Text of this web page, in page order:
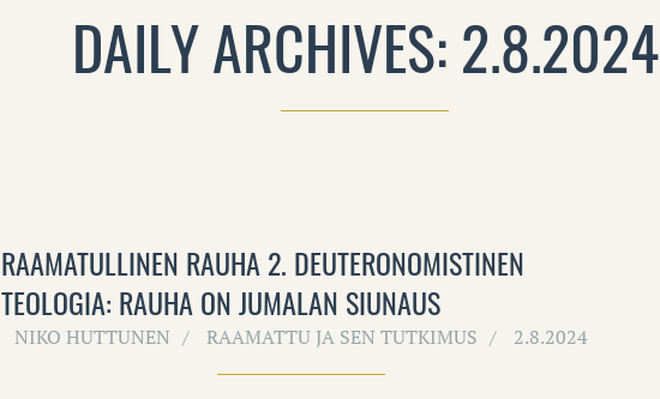
DAILY ARCHIVES: 2.8.2024
RAAMATULLINEN RAUHA 2. DEUTERONOMISTINEN
TEOLOGIA: RAUHA ON JUMALAN SIUNAUS
NIKO HUTTUNEN RAAMATTU JA SEN TUTKIMUS 2.8.2024